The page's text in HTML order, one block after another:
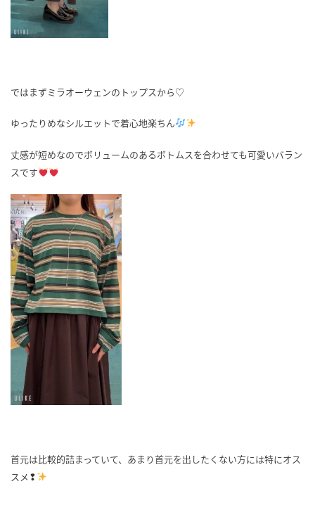
ではまずミラオーウェンのトップスから♡
ゆったりめなシルエットで着心地楽ちん
丈感が短めなのでボリュームのあるボトムスを合わせても可愛いバラン
スです
首元は比較的詰まっていて、あまり首元を出したくない方には特にオス
スメ❢